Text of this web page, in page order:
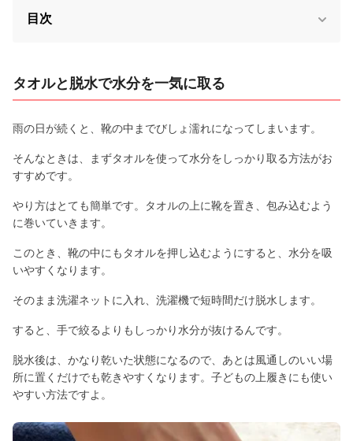
目次
タオルと脱水で水分を一気に取る
雨の日が続くと、靴の中までびしょ濡れになってしまいます。
そんなときは、まずタオルを使って水分をしっかり取る方法がお
すすめです。
やり方はとても簡単です。タオルの上に靴を置き、包み込むよう
に巻いていきます。
このとき、靴の中にもタオルを押し込むようにすると、水分を吸
いやすくなります。
そのまま洗濯ネットに入れ、洗濯機で短時間だけ脱水します。
すると、手で絞るよりもしっかり水分が抜けるんです。
脱水後は、かなり乾いた状態になるので、あとは風通しのいい場
所に置くだけでも乾きやすくなります。子どもの上履きにも使い
やすい方法ですよ。